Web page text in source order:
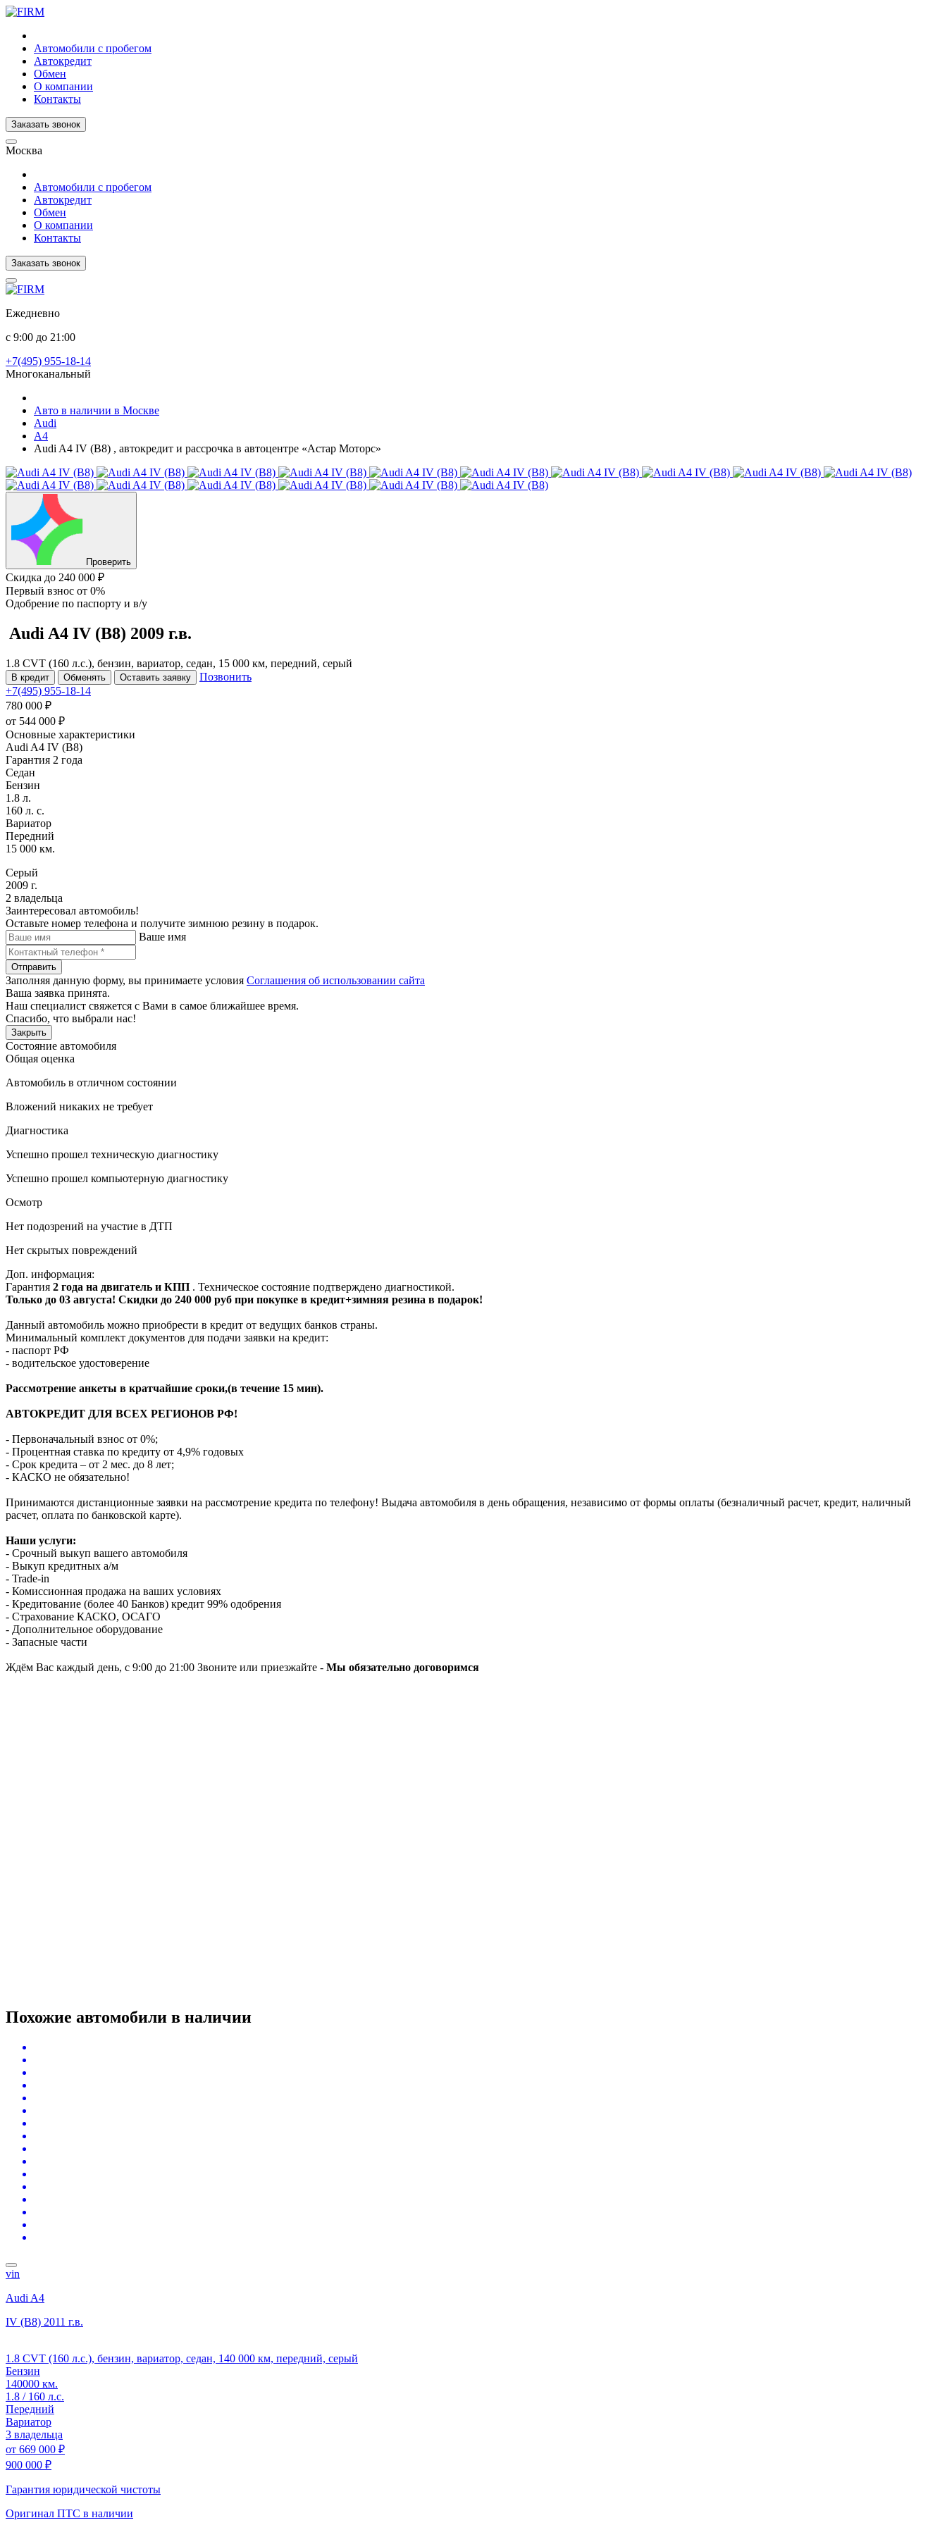
Автомобили с пробегом
Автокредит
Обмен
О компании
Контакты
Заказать звонок
Москва
Автомобили с пробегом
Автокредит
Обмен
О компании
Контакты
Заказать звонок
Ежедневно
с 9:00 до 21:00
+7(495) 955-18-14
Многоканальный
Авто в наличии в Москве
Audi
A4
Audi A4 IV (B8) , автокредит и рассрочка в автоцентре «Астар Моторс»
Проверить
Скидка до 240 000 ₽
Первый взнос от 0%
Одобрение по паспорту и в/у
Audi A4 IV (B8) 2009 г.в.
1.8 CVT (160 л.с.), бензин, вариатор, седан, 15 000 км, передний, серый
В кредит Обменять Оставить заявку
Позвонить
+7(495) 955-18-14
780 000 ₽
от 544 000 ₽
Основные характеристики
Audi A4 IV (B8)
Гарантия 2 года
Седан
Бензин
1.8 л.
160 л. с.
Вариатор
Передний
15 000 км.
Серый
2009 г.
2 владельца
Заинтересовал автомобиль!
Оставьте номер телефона и получите зимнюю резину в подарок.
Ваше имя
Отправить
Заполняя данную форму, вы принимаете условия Соглашения об использовании сайта
Ваша заявка принята.
Наш специалист свяжется с Вами в самое ближайшее время.
Спасибо, что выбрали нас!
Закрыть
Состояние автомобиля
Общая оценка
Автомобиль в отличном состоянии
Вложений никаких не требует
Диагностика
Успешно прошел техническую диагностику
Успешно прошел компьютерную диагностику
Осмотр
Нет подозрений на участие в ДТП
Нет скрытых повреждений
Доп. информация:
Гарантия 2 года на двигатель и КПП . Техническое состояние подтверждено диагностикой.
Только до 03 августа! Скидки до 240 000 руб при покупке в кредит+зимняя резина в подарок!
Данный автомобиль можно приобрести в кредит от ведущих банков страны.
Минимальный комплект документов для подачи заявки на кредит:
- паспорт РФ
- водительское удостоверение
Рассмотрение анкеты в кратчайшие сроки,(в течение 15 мин).
АВТОКРЕДИТ ДЛЯ ВСЕХ РЕГИОНОВ РФ!
- Первоначальный взнос от 0%;
- Процентная ставка по кредиту от 4,9% годовых
- Срок кредита – от 2 мес. до 8 лет;
- КАСКО не обязательно!
Принимаются дистанционные заявки на рассмотрение кредита по телефону! Выдача автомобиля в день обращения, независимо от формы оплаты (безналичный расчет, кредит, наличный
расчет, оплата по банковской карте).
Наши услуги:
- Срочный выкуп вашего автомобиля
- Выкуп кредитных а/м
- Trade-in
- Комиссионная продажа на ваших условиях
- Кредитование (более 40 Банков) кредит 99% одобрения
- Страхование КАСКО, ОСАГО
- Дополнительное оборудование
- Запасные части
Ждём Вас каждый день, с 9:00 до 21:00 Звоните или приезжайте - Мы обязательно договоримся
Похожие автомобили в наличии
vin
Audi A4
IV (B8) 2011 г.в.
1.8 CVT (160 л.с.), бензин, вариатор, седан, 140 000 км, передний, серый
Бензин
140000 км.
1.8 / 160 л.с.
Передний
Вариатор
3 владельца
от 669 000 ₽
900 000 ₽
Гарантия юридической чистоты
Оригинал ПТС в наличии